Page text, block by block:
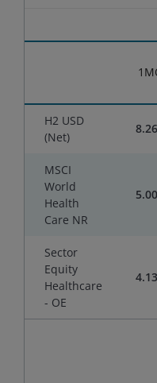
H2 USD
(Net)
8.26
MSCI
World
Health
Care NR
5.00
Sector
Equity
Healthcare
- OE
4.13